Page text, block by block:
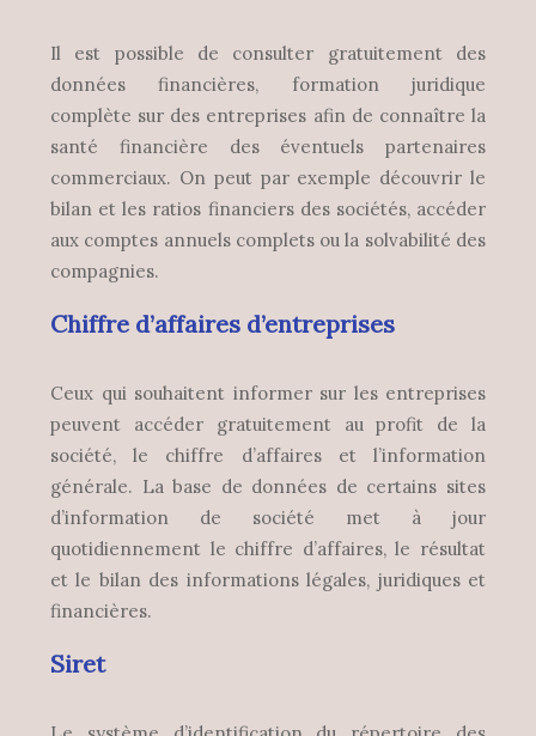
Il est possible de consulter gratuitement des
données financières, formation juridique
complète sur des entreprises afin de connaître la
santé financière des éventuels partenaires
commerciaux. On peut par exemple découvrir le
bilan et les ratios financiers des sociétés, accéder
aux comptes annuels complets ou la solvabilité des
compagnies.
Chiffre d’affaires d’entreprises
Ceux qui souhaitent informer sur les entreprises
peuvent accéder gratuitement au profit de la
société, le chiffre d’affaires et l’information
générale. La base de données de certains sites
d’information de société met à jour
quotidiennement le chiffre d’affaires, le résultat
et le bilan des informations légales, juridiques et
financières.
Siret